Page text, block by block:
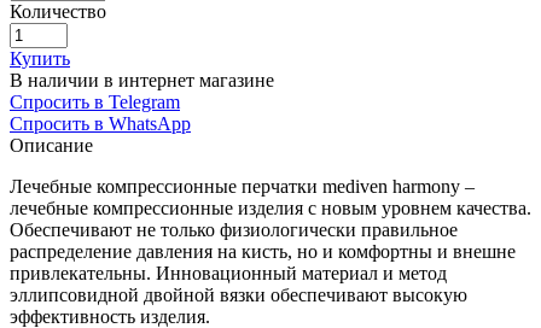
Количество
Купить
В наличии в интернет магазине
Спросить в Telegram
Спросить в WhatsApp
Описание
Лечебные компрессионные перчатки mediven harmony –
лечебные компрессионные изделия с новым уровнем качества.
Обеспечивают не только физиологически правильное
распределение давления на кисть, но и комфортны и внешне
привлекательны. Инновационный материал и метод
эллипсовидной двойной вязки обеспечивают высокую
эффективность изделия.